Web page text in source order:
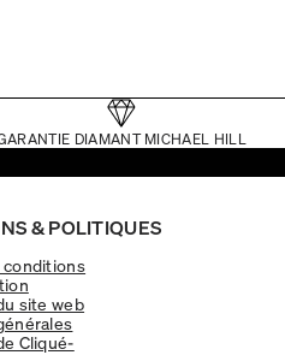
DIAMANT MICHAEL HILL
& POLITIQUES
conditions
site web
Cliqué-